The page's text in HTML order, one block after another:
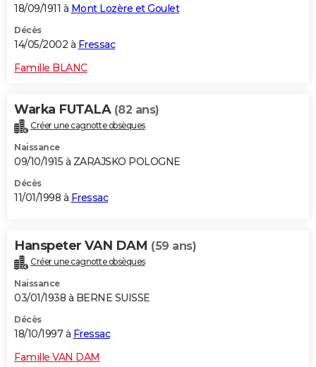
18/09/1911 à Mont Lozère et Goulet
Décès
14/05/2002 à Fressac
Famille BLANC
Warka FUTALA (82 ans)
Créer une cagnotte obsèques
Naissance
09/10/1915 à ZARAJSKO POLOGNE
Décès
11/01/1998 à Fressac
Hanspeter VAN DAM (59 ans)
Créer une cagnotte obsèques
Naissance
03/01/1938 à BERNE SUISSE
Décès
18/10/1997 à Fressac
Famille VAN DAM